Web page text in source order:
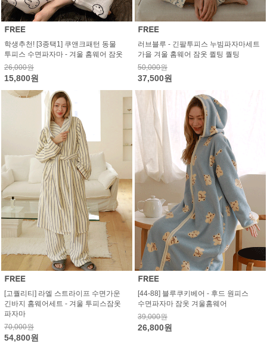
학생추천! [3종택1] 쿠앤크패턴 동물
투피스 수면파자마 - 겨울 홈웨어 잠옷
26,000원
15,800원
러브블루 - 긴팔투피스 누빔파자마세트
가을 겨울 홈웨어 잠옷 퀼팅 퀄팅
50,000원
37,500원
[고퀄리티] 라엘 스트라이프 수면가운
긴바지 홈웨어세트 - 겨울 투피스잠옷
파자마
70,000원
54,800원
[44-88] 블루쿠키베어 - 후드 원피스
수면파자마 잠옷 겨울홈웨어
39,000원
26,800원